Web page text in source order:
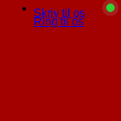
Ring til os
Skriv til os